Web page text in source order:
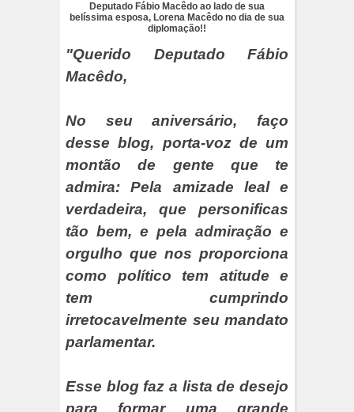
Deputado Fábio Macêdo ao lado de sua
belíssima esposa, Lorena Macêdo no dia de sua
diplomação!!
"Querido Deputado Fábio
Macêdo,
No seu aniversário, faço
desse blog, porta-voz de um
montão de gente que te
admira: Pela amizade leal e
verdadeira, que personificas
tão bem, e pela admiração e
orgulho que nos proporciona
como político tem atitude e
tem cumprindo
irretocavelmente seu mandato
parlamentar.
Esse blog faz a lista de desejo
para formar uma grande